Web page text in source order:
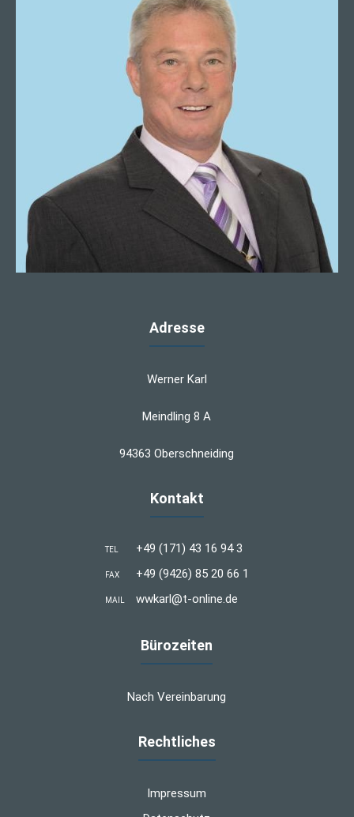
Adresse
Werner Karl
Meindling 8 A
94363 Oberschneiding
Kontakt
TEL +49 (171) 43 16 94 3
FAX +49 (9426) 85 20 66 1
MAIL wwkarl@t-online.de
Bürozeiten
Nach Vereinbarung
Rechtliches
Impressum